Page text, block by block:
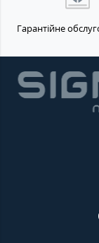
Гарантійне